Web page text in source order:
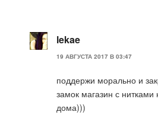
lekae
19 АВГУСТА 2017 В 03:47
поддержи морально и
замок магазин с нитками
дома)))